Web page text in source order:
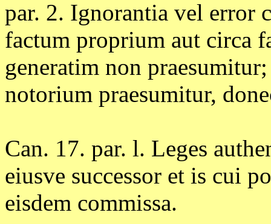
par. 2. Ignorantia vel error
factum proprium aut circa
generatim non
notorium praesumitur,
Can. 17. par. l. Leges
eiusve successor et is cui
eisdem commissa.